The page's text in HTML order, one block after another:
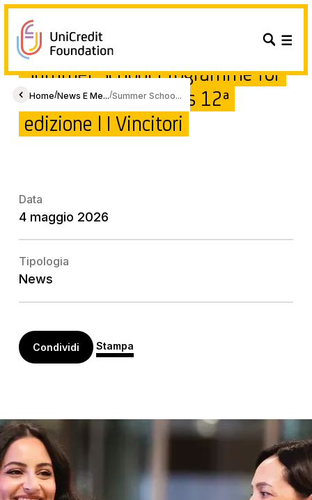
Home/News E Me.../Summer Schoo...
Summer School Programme for
UniCredit Employees 12ª
edizione | I Vincitori
Data
4 maggio 2026
Tipologia
News
Condividi Stampa